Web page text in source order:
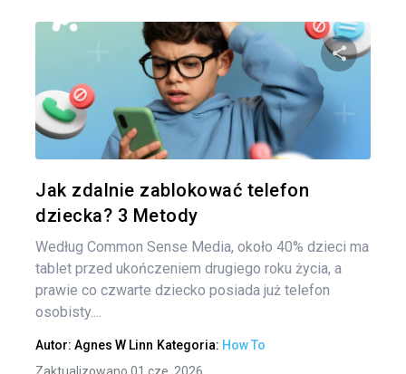
Jak zdalnie zablokować telefon
dziecka? 3 Metody
Według Common Sense Media, około 40% dzieci ma
tablet przed ukończeniem drugiego roku życia, a
prawie co czwarte dziecko posiada już telefon
osobisty....
Autor: Agnes W Linn Kategoria: How To